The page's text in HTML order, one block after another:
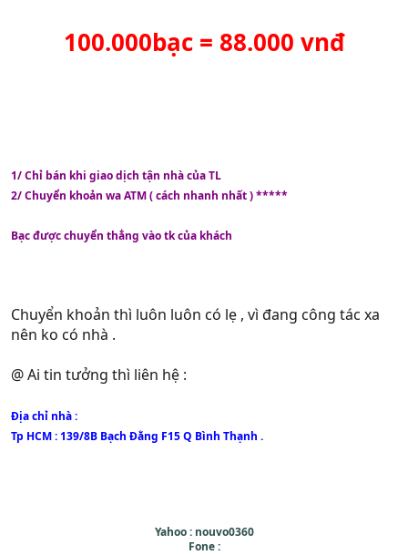
100.000bạc = 88.000 vnđ
1/ Chỉ bán khi giao dịch tận nhà của TL
2/ Chuyển khoản wa ATM ( cách nhanh nhất ) *****
Bạc được chuyển thẳng vào tk của khách
Chuyển khoản thì luôn luôn có lẹ , vì đang công tác xa
nên ko có nhà .
@ Ai tin tưởng thì liên hệ :
Địa chỉ nhà :
Tp HCM : 139/8B Bạch Đằng F15 Q Bình Thạnh .
Yahoo : nouvo0360
Fone :